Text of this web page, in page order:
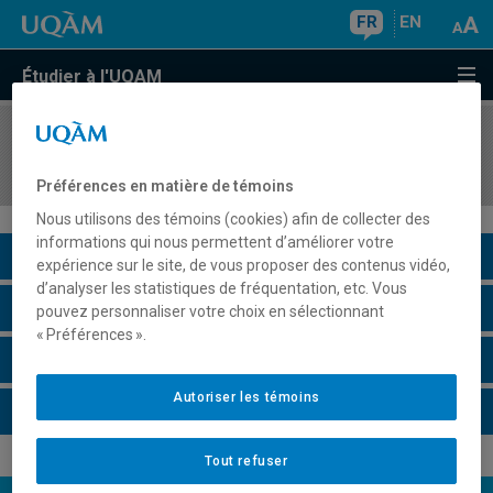
FR EN
Étudier à l'UQAM
COURS//
Description du cours
Horaire - Été 2026
Préférences en matière de témoins
Nous utilisons des témoins (cookies) afin de collecter des
informations qui nous permettent d’améliorer votre
expérience sur le site, de vous proposer des contenus vidéo,
d’analyser les statistiques de fréquentation, etc. Vous
pouvez personnaliser votre choix en sélectionnant
« Préférences ».
Tout refuser
Autoriser les témoins